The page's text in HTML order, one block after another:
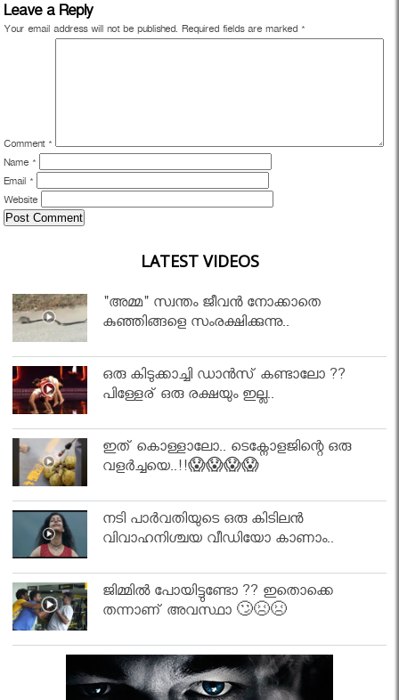
Leave a Reply
Your email address will not be published. Required fields are marked *
Comment *
Name *
Email *
Website
LATEST VIDEOS
"അമ്മ" സ്വന്തം ജീവൻ നോക്കാതെ
കുഞ്ഞിങ്ങളെ സംരക്ഷിക്കുന്നു..
ഒരു കിടുക്കാച്ചി ഡാൻസ് കണ്ടാലോ ??
പിള്ളേര് ഒരു രക്ഷയും ഇല്ല..
ഇത് കൊള്ളാലോ.. ടെക്നോളജിന്റെ ഒരു
വളർച്ചയെ..!!😱😱😱😱
നടി പാർവതിയുടെ ഒരു കിടിലൻ
വിവാഹനിശ്ചയ വീഡിയോ കാണാം..
ജിമ്മിൽ പോയിട്ടുണ്ടോ ?? ഇതൊക്കെ
തന്നാണ് അവസ്ഥാ 🙄😣😣